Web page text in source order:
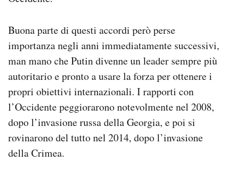
Buona parte di questi accordi però perse
importanza negli anni immediatamente successivi,
man mano che Putin divenne un leader sempre più
autoritario e pronto a usare la forza per ottenere i
propri obiettivi internazionali. I rapporti con
l’Occidente peggiorarono notevolmente nel 2008,
dopo l’invasione russa della Georgia, e poi si
rovinarono del tutto nel 2014, dopo l’invasione
della Crimea.